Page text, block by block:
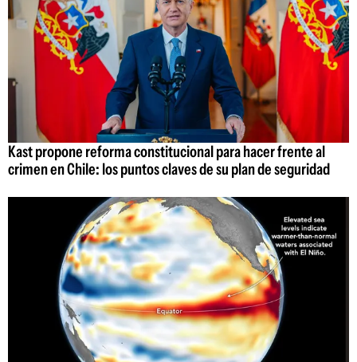
Kast propone reforma constitucional para hacer frente al
crimen en Chile: los puntos claves de su plan de seguridad